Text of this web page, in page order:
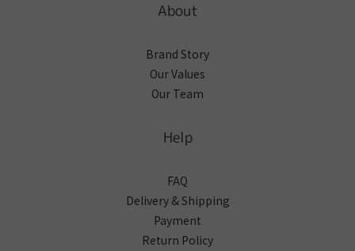
About
Brand Story
Our Values
Our Team
Help
FAQ
Delivery & Shipping
Payment
Return Policy